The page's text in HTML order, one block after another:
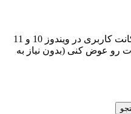
🎯 #ترفند ترفند ویندوز | تغییر نام اکانت کاربری در ویندوز 10 و 11
رو عوض کنی (بدون نیاز به